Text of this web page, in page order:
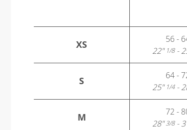
XS
56 -
22"1/8-
S
64 -
25"1/4-
M
72 -
28"3/8-